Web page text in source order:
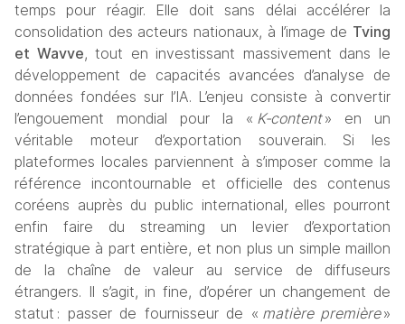
temps pour réagir. Elle doit sans délai accélérer la
consolidation des acteurs nationaux, à l’image de Tving
et Wavve, tout en investissant massivement dans le
développement de capacités avancées d’analyse de
données fondées sur l’IA. L’enjeu consiste à convertir
l’engouement mondial pour la « K‑content » en un
véritable moteur d’exportation souverain. Si les
plateformes locales parviennent à s’imposer comme la
référence incontournable et officielle des contenus
coréens auprès du public international, elles pourront
enfin faire du streaming un levier d’exportation
stratégique à part entière, et non plus un simple maillon
de la chaîne de valeur au service de diffuseurs
étrangers. Il s’agit, in fine, d’opérer un changement de
statut : passer de fournisseur de « matière première »